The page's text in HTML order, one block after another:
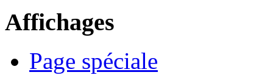
Affichages
Page spéciale